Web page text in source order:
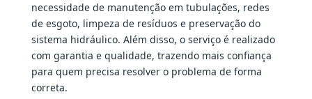
necessidade de manutenção em tubulações, redes
de esgoto, limpeza de resíduos e preservação do
sistema hidráulico. Além disso, o serviço é realizado
com garantia e qualidade, trazendo mais confiança
para quem precisa resolver o problema de forma
correta.